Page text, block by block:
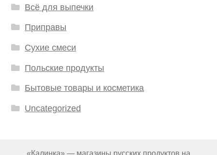
Всё для выпечки
Приправы
Сухие смеси
Польские продукты
Бытовые товары и косметика
Uncategorized
«Калинка» — магазины русских продуктов на